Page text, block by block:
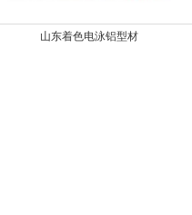
山东着色电泳铝型材